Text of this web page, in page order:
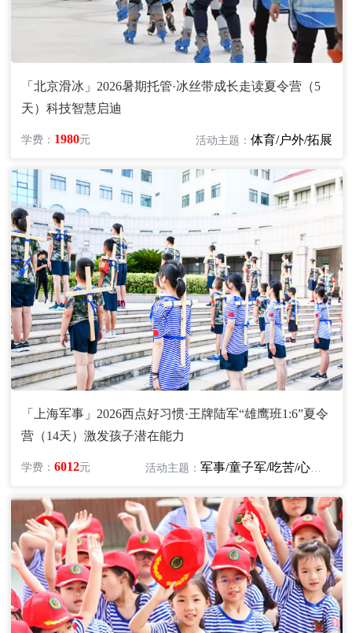
「北京滑冰」2026暑期托管·冰丝带成长走读夏令营（5
天）科技智慧启迪
学费： 1980元 活动主题： 体育/户外/拓展
「上海军事」2026西点好习惯·王牌陆军“雄鹰班1:6”夏令
营（14天）激发孩子潜在能力
学费：6012元 活动主题：军事/童子军/吃苦/心智/励志